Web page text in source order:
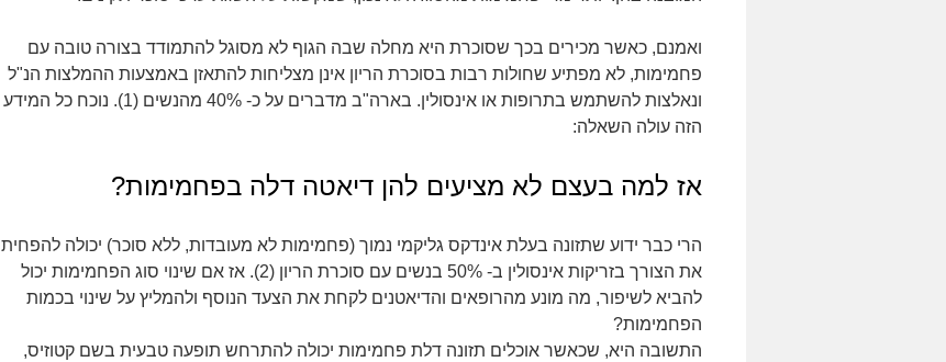
ואמנם, כאשר מכירים בכך שסוכרת היא מחלה שבה הגוף לא מסוגל להתמודד בצורה טובה עם
פחמימות, לא מפתיע שחולות רבות בסוכרת הריון אינן מצליחות להתאזן באמצעות ההמלצות הנ"ל
ונאלצות להשתמש בתרופות או אינסולין. בארה"ב מדברים על כ- 40% מהנשים (1). נוכח כל המידע
הזה עולה השאלה:
אז למה בעצם לא מציעים להן דיאטה דלה בפחמימות?
הרי כבר ידוע שתזונה בעלת אינדקס גליקמי נמוך (פחמימות לא מעובדות, ללא סוכר) יכולה להפחית
את הצורך בזריקות אינסולין ב- 50% בנשים עם סוכרת הריון (2). אז אם שינוי סוג הפחמימות יכול
להביא לשיפור, מה מונע מהרופאים והדיאטנים לקחת את הצעד הנוסף ולהמליץ על שינוי בכמות
הפחמימות?
התשובה היא, שכאשר אוכלים תזונה דלת פחמימות יכולה להתרחש תופעה טבעית בשם קטוזיס,